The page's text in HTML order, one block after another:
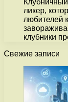
ликер,
любителей
клубники
Свежие записи